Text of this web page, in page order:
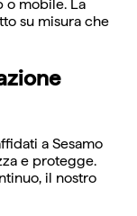
o mobile. La
su misura che
a Sesamo
e protegge.
il nostro